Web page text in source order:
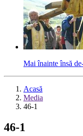
Mai înainte însă
Acasă
Media
46-1
46-1